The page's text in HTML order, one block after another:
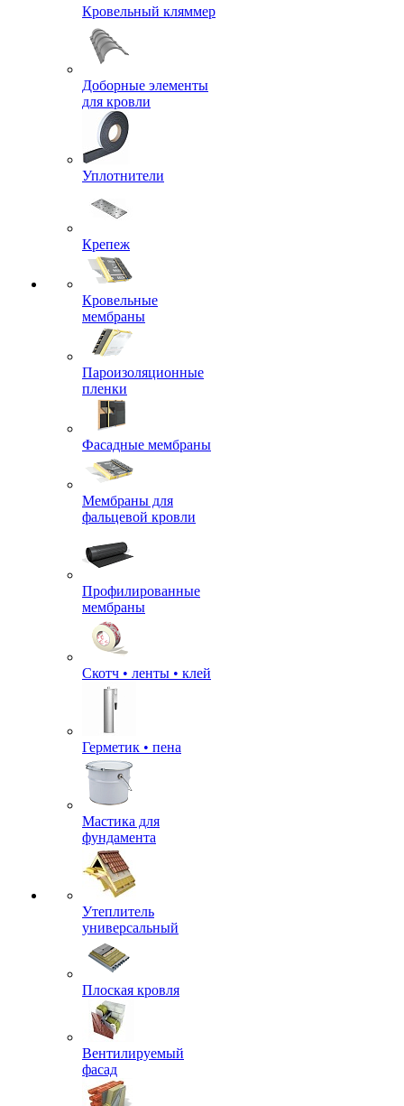
Кровельный кляммер
Доборные элементы
для кровли
Уплотнители
Крепеж
Кровельные
мембраны
Пароизоляционные
пленки
Фасадные мембраны
Мембраны для
фальцевой кровли
Профилированные
мембраны
Скотч • ленты • клей
Герметик • пена
Мастика для
фундамента
Утеплитель
универсальный
Плоская кровля
Вентилируемый
фасад